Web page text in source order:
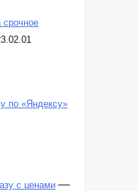
срочное
по «Яндексу»
с ценами —